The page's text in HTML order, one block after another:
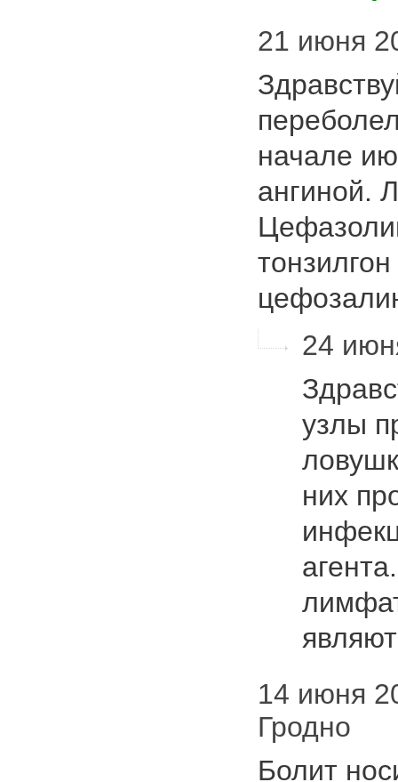
21 июня
начале
ангиной.
24
узлы
них
14 июня
Гродно
Болит